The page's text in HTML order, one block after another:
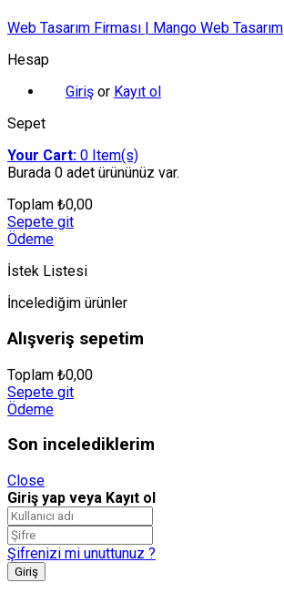
Web Tasarım Firması | Mango Web Tasarım
Hesap
Giriş or Kayıt ol
Sepet
Your Cart: 0 Item(s)
Burada 0 adet ürününüz var.
Toplam ₺0,00
Sepete git
Ödeme
İstek Listesi
İncelediğim ürünler
Alışveriş sepetim
Toplam ₺0,00
Sepete git
Ödeme
Son incelediklerim
Close
Giriş yap veya Kayıt ol
Şifrenizi mi unuttunuz ?